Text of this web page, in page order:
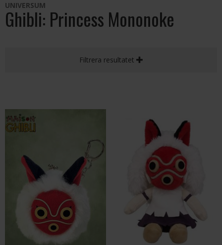
UNIVERSUM
Ghibli: Princess Mononoke
Filtrera resultatet